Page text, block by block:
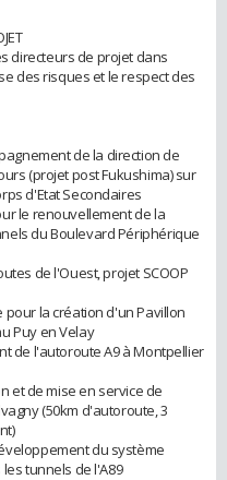
directeurs de projet dans
des risques et le respect des
de la direction de
(projet post Fukushima) sur
d'Etat Secondaires
le renouvellement de la
du Boulevard Périphérique
de l'Ouest, projet SCOOP
pour la création d'un Pavillon
Puy en Velay
de l'autoroute A9 à Montpellier
et de mise en service de
(50km d'autoroute, 3
du système
tunnels de l'A89